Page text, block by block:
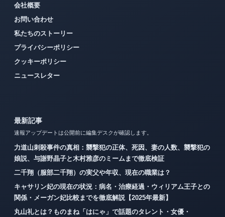
会社概要
お問い合わせ
私たちのストーリー
プライバシーポリシー
クッキーポリシー
ニュースレター
最新記事
速報アップデートは公開前に編集デスクが確認します。
力道山刺殺事件の真相：襲撃犯の正体、死因、妻の人数、襲撃犯の
娘説、与謝野晶子と木村雅彦のミームまで徹底検証
二千翔（服部二千翔）の実父や年収、現在の職業は？
キャサリン妃の現在の状況：病名・治療経過・ウィリアム王子との
関係・メーガン妃比較までを徹底解説【2025年最新】
丸山礼とは？ものまね「はにゃ」で話題のタレント・女優・